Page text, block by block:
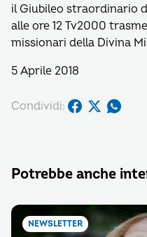
il Giubileo straordinario
alle ore 12 Tv2000
missionari della Divina
5 Aprile 2018
Condividi:
Potrebbe anche
NEWSLETTER